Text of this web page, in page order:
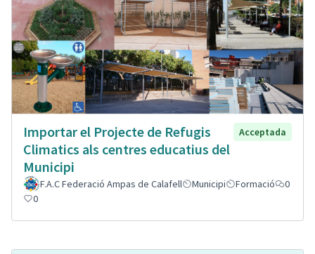
Importar el Projecte de Refugis
Climatics als centres educatius del
Municipi
Acceptada
F.A.C Federació Ampas de Calafell Municipi Formació
0
0